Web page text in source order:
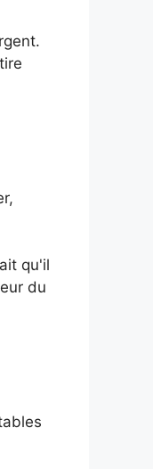
qu'il
du